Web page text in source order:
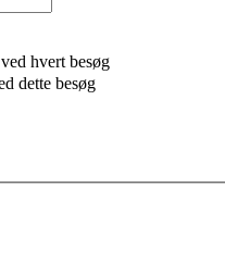
hvert besøg
dette besøg